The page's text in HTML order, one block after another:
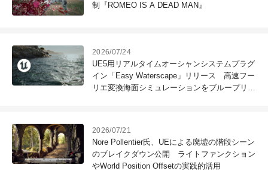
制『ROMEO IS A DEAD MAN』
2026/07/24
UE5用リアルタイムオーシャンシステムプラグ
イン「Easy Waterscape」リリース 高速フー
リエ変換海面シミュレーションをブループリン
2026/07/21
Nore Pollentier氏、UEによる廃墟の階段シーン
のブレイクダウン公開 ライトファンクション
やWorld Position Offsetの実践的活用